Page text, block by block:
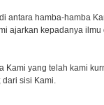
antara hamba-hamba
ajarkan kepadanya ilmu
Kami yang telah kami
dari sisi Kami.